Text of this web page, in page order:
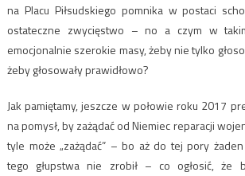
na Placu Piłsudskiego pomnika w postaci
ostateczne zwycięstwo – no a czym w
emocjonalnie szerokie masy, żeby nie tylko
żeby głosowały prawidłowo?
Jak pamiętamy, jeszcze w połowie roku 2017
na pomysł, by zażądać od Niemiec reparacji
tyle może „zażądać” – bo aż do tej pory
tego głupstwa nie zrobił – co ogłosić, że